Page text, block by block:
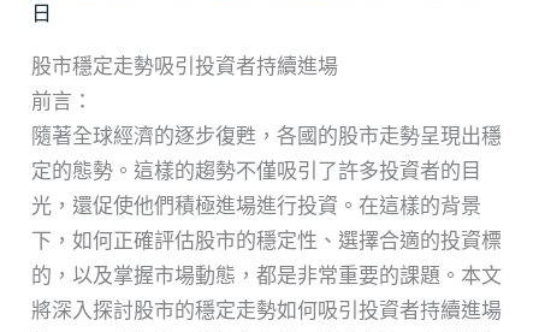
日
股市穩定走勢吸引投資者持續進場
前言：
隨著全球經濟的逐步復甦，各國的股市走勢呈現出穩
定的態勢。這樣的趨勢不僅吸引了許多投資者的目
光，還促使他們積極進場進行投資。在這樣的背景
下，如何正確評估股市的穩定性、選擇合適的投資標
的，以及掌握市場動態，都是非常重要的課題。本文
將深入探討股市的穩定走勢如何吸引投資者持續進場